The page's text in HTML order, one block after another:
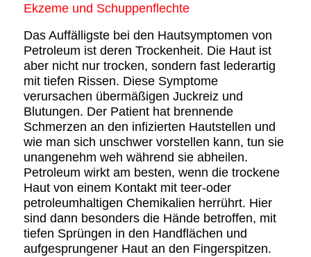
Ekzeme und Schuppenflechte
Das Auffälligste bei den Hautsymptomen von
Petroleum ist deren Trockenheit. Die Haut ist
aber nicht nur trocken, sondern fast lederartig
mit tiefen Rissen. Diese Symptome
verursachen übermäßigen Juckreiz und
Blutungen. Der Patient hat brennende
Schmerzen an den infizierten Hautstellen und
wie man sich unschwer vorstellen kann, tun sie
unangenehm weh während sie abheilen.
Petroleum wirkt am besten, wenn die trockene
Haut von einem Kontakt mit teer-oder
petroleumhaltigen Chemikalien herrührt. Hier
sind dann besonders die Hände betroffen, mit
tiefen Sprüngen in den Handflächen und
aufgesprungener Haut an den Fingerspitzen.